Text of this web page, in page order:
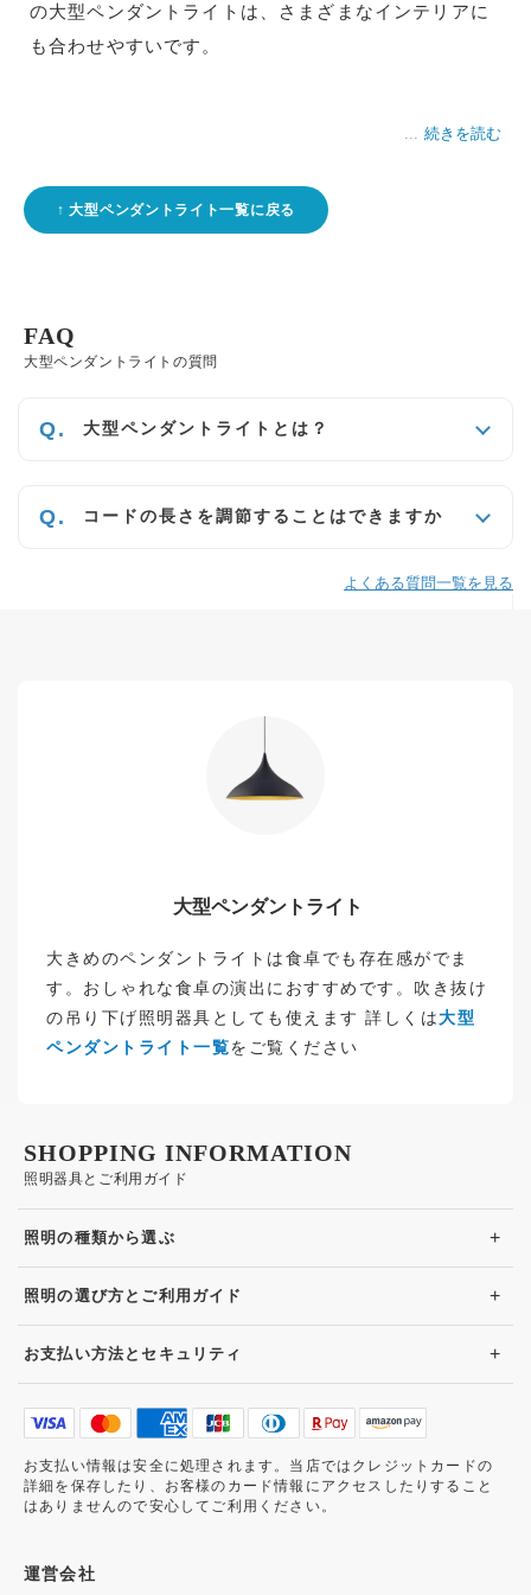
の大型ペンダントライトは、さまざまなインテリアに
も合わせやすいです。
続きを読む
大型ペンダントライト一覧に戻る
大型ペンダントライトの質問
FAQ
大型ペンダントライトとは？
コードの長さを調節することはできますか
よくある質問一覧を見る
大型ペンダントライト
大きめのペンダントライトは食卓でも存在感がでま
す。おしゃれな食卓の演出におすすめです。吹き抜け
の吊り下げ照明器具としても使えます 詳しくは大型
ペンダントライト一覧をご覧ください
照明器具とご利用ガイド
SHOPPING INFORMATION
照明の種類から選ぶ +
照明の選び方とご利用ガイド +
お支払い方法とセキュリティ +
お支払い情報は安全に処理されます。当店ではクレジットカードの
詳細を保存したり、お客様のカード情報にアクセスしたりすること
はありませんので安心してご利用ください。
運営会社